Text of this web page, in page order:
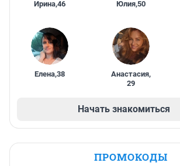
Ирина,46 Юлия,50
Елена,38 Анастасия,
29
Начать знакомиться
ПРОМОКОДЫ